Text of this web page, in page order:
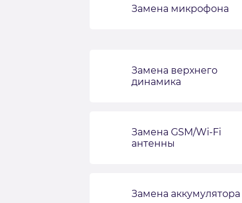
Замена микрофона
Замена верхнего
динамика
Замена GSM/Wi-Fi
антенны
Замена аккумулятора